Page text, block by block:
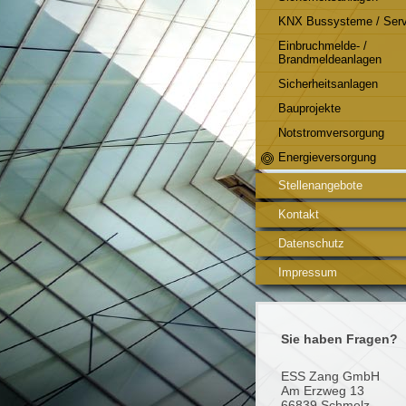
KNX Bussysteme /
Einbruchmelde- /
Brandmeldeanlagen
Sicherheitsanlagen
Bauprojekte
Notstromversorgung
Energieversorgung
Stellenangebote
Kontakt
Datenschutz
Impressum
Sie haben Fragen?
ESS Zang GmbH
Am Erzweg 13